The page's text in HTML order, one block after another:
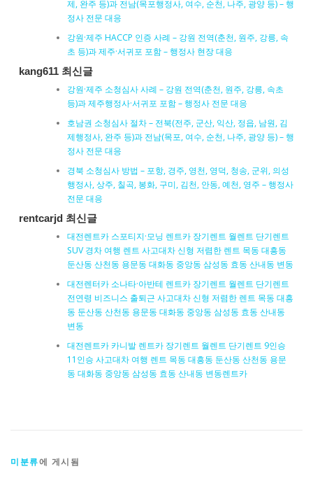
제, 완주 등)과 전남(목포행정사, 여수, 순천, 나주, 광양 등) – 행
정사 전문 대응
강원·제주 HACCP 인증 사례 – 강원 전역(춘천, 원주, 강릉, 속
초 등)과 제주·서귀포 포함 – 행정사 현장 대응
kang611 최신글
강원·제주 소청심사 사례 – 강원 전역(춘천, 원주, 강릉, 속초
등)과 제주행정사·서귀포 포함 – 행정사 전문 대응
호남권 소청심사 절차 – 전북(전주, 군산, 익산, 정읍, 남원, 김
제행정사, 완주 등)과 전남(목포, 여수, 순천, 나주, 광양 등) – 행
정사 전문 대응
경북 소청심사 방법 – 포항, 경주, 영천, 영덕, 청송, 군위, 의성
행정사, 상주, 칠곡, 봉화, 구미, 김천, 안동, 예천, 영주 – 행정사
전문 대응
rentcarjd 최신글
대전렌트카 스포티지·모닝 렌트카 장기렌트 월렌트 단기렌트
SUV 경차 여행 렌트 사고대차 신형 저렴한 렌트 목동 대흥동
둔산동 산천동 용문동 대화동 중앙동 삼성동 효동 산내동 변동
대전렌터카 소나타·아반테 렌트카 장기렌트 월렌트 단기렌트
전연령 비즈니스 출퇴근 사고대차 신형 저렴한 렌트 목동 대흥
동 둔산동 산천동 용문동 대화동 중앙동 삼성동 효동 산내동
변동
대전렌트카 카니발 렌트카 장기렌트 월렌트 단기렌트 9인승
11인승 사고대차 여행 렌트 목동 대흥동 둔산동 산천동 용문
동 대화동 중앙동 삼성동 효동 산내동 변동렌트카
미분류에 게시됨